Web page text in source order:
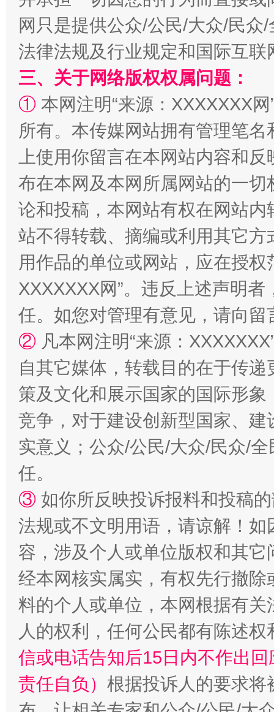
阿坝州三大球赛在茂县开幕
国家大学科技园优化重塑工作
扯下公款旅游的“隐身衣” 如何以
“蜀中异人”王建安的艺术幻境
网只是提供公众/公民/大众/民
法律法规及行业规定和国际互
三、关于网络版权权属问题：
① 本网注明“来源：XXXXXXX
所有。本传媒网站拥有管理笔
上使用你留言在本网站内容和
布在本网及本网所属网站的一
论和投稿，本网站有权在网站
站不得转载、摘编或利用其它
用作品的单位或网站，应在授
XXXXXXX网”。违反上述声明
任。如您对管理有意见，请向
② 凡本网注明“来源：
自其它媒体，转载目的在于传
策及文化和展示国家的国际形
竞争，对于建设创新型国家、
实意义；公众/公民/大众/民众/
任。
③ 如你所反映投诉报料和投稿
法规或不文明用语，请谅解！
容，涉及个人或单位版权和其它
经本网核实属实，有权先行撤
料的个人或单位，本网根据有
人的权利，任何公民都有陈述
信或电话告知后15日内不作出
责任自负） 根据投诉人的要求将